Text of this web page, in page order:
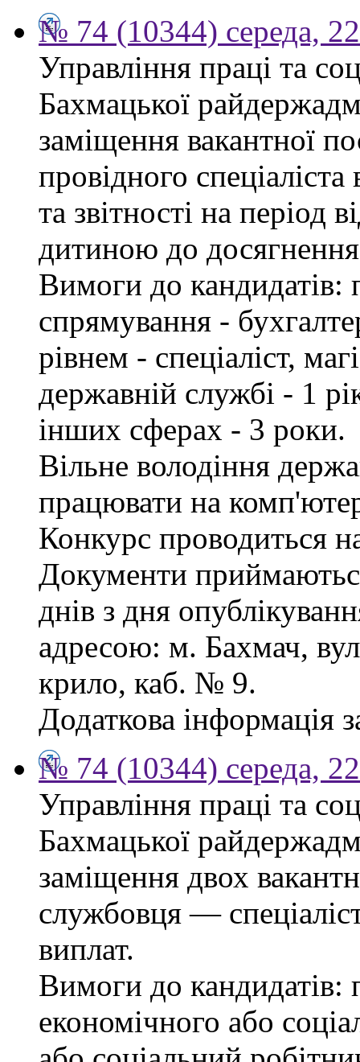
№ 74 (10344) середа,
Управління праці та
Бахмацької
заміщення вакантної
провідного спеціаліста
та звітності на період
дитиною до
Вимоги до кандидатів:
спрямування -
рівнем - спеціаліст,
державній службі - 1
інших сферах - 3 роки.
Вільне володіння
працювати на
Конкурс проводиться
Документи
днів з дня
адресою: м. Бахмач,
крило, каб. № 9.
Додаткова інформація
№ 74 (10344) середа,
Управління праці та
Бахмацької
заміщення двох
службовця —
виплат.
Вимоги до кандидатів:
економічного або